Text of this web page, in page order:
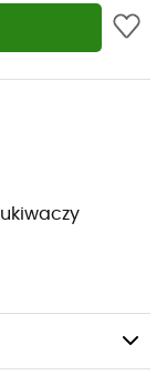
oraz
i karty